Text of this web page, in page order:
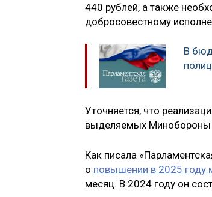
440 рублей, а также
добросовестному
В
Уточняется, что
выделяемых Минобороны
Как писала
о повышении в 2025 году
месяц. В 2024 году он